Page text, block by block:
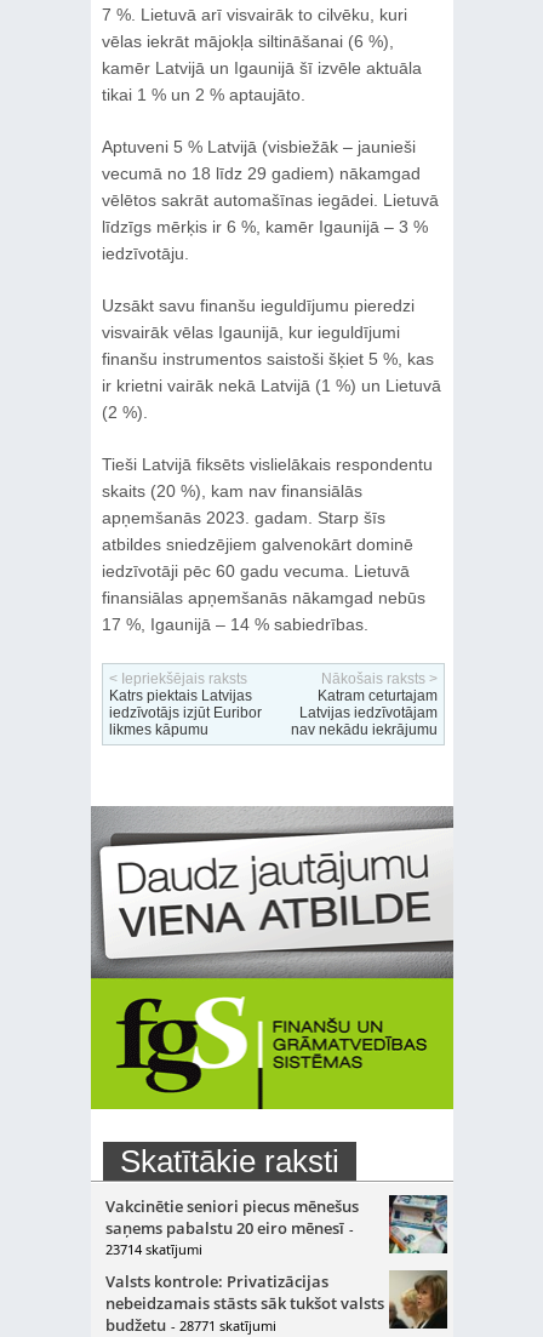
7 %. Lietuvā arī visvairāk to cilvēku, kuri
vēlas iekrāt mājokļa siltināšanai (6 %),
kamēr Latvijā un Igaunijā šī izvēle aktuāla
tikai 1 % un 2 % aptaujāto.
Aptuveni 5 % Latvijā (visbiežāk – jaunieši
vecumā no 18 līdz 29 gadiem) nākamgad
vēlētos sakrāt automašīnas iegādei. Lietuvā
līdzīgs mērķis ir 6 %, kamēr Igaunijā – 3 %
iedzīvotāju.
Uzsākt savu finanšu ieguldījumu pieredzi
visvairāk vēlas Igaunijā, kur ieguldījumi
finanšu instrumentos saistoši šķiet 5 %, kas
ir krietni vairāk nekā Latvijā (1 %) un Lietuvā
(2 %).
Tieši Latvijā fiksēts vislielākais respondentu
skaits (20 %), kam nav finansiālās
apņemšanās 2023. gadam. Starp šīs
atbildes sniedzējiem galvenokārt dominē
iedzīvotāji pēc 60 gadu vecuma. Lietuvā
finansiālas apņemšanās nākamgad nebūs
17 %, Igaunijā – 14 % sabiedrības.
< Iepriekšējais raksts
Katrs piektais Latvijas
iedzīvotājs izjūt Euribor
likmes kāpumu
Nākošais raksts >
Katram ceturtajam
Latvijas iedzīvotājam
nav nekādu iekrājumu
Skatītākie raksti
Vakcinētie seniori piecus mēnešus
saņems pabalstu 20 eiro mēnesī -
23714 skatījumi
Valsts kontrole: Privatizācijas
nebeidzamais stāsts sāk tukšot valsts
budžetu - 28771 skatījumi